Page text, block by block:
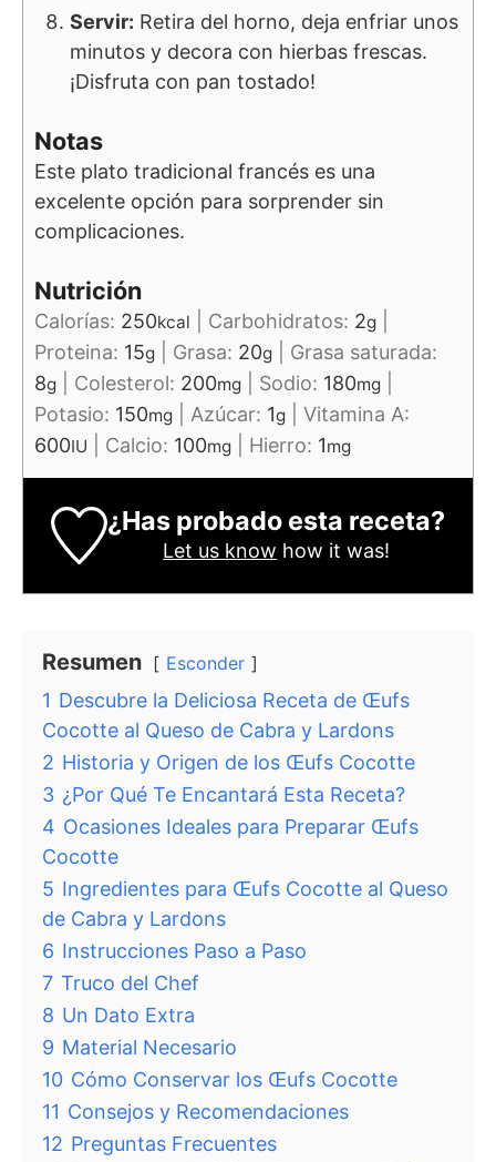
Servir: Retira del horno, deja enfriar unos
minutos y decora con hierbas frescas.
¡Disfruta con pan tostado!
Notas
Este plato tradicional francés es una
excelente opción para sorprender sin
complicaciones.
Nutrición
Calorías: 250kcal Carbohidratos: 2g
Proteina: 15g Grasa: 20g
Grasa saturada:
8g Colesterol: 200mg Sodio: 180mg
Potasio: 150mg Azúcar: 1g
Vitamina A:
600IU Calcio: 100mg Hierro: 1mg
¿Has probado esta receta?
Let us know how it was!
Resumen Esconder
1 Descubre la Deliciosa Receta de Œufs
Cocotte al Queso de Cabra y Lardons
2 Historia y Origen de los Œufs Cocotte
3 ¿Por Qué Te Encantará Esta Receta?
4 Ocasiones Ideales para Preparar Œufs
Cocotte
5 Ingredientes para Œufs Cocotte al Queso
de Cabra y Lardons
6 Instrucciones Paso a Paso
7 Truco del Chef
8 Un Dato Extra
9 Material Necesario
10 Cómo Conservar los Œufs Cocotte
11 Consejos y Recomendaciones
12 Preguntas Frecuentes